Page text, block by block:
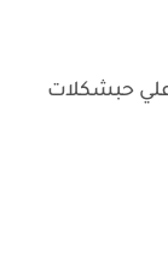
حبشكلات